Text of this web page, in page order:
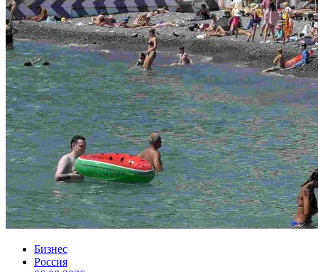
Бизнес
Россия